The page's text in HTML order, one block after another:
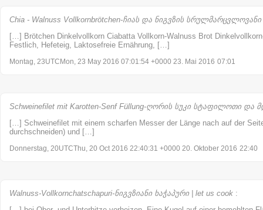
Chia - Walnuss Vollkornbrötchen-ჩიას და ნიგვზის
[…] Brötchen Dinkelvollkorn Ciabatta Vollkorn-Walnuss Brot
Festlich, Hefeteig, Laktosefreie Ernährung, […]
Montag, 23UTCMon, 23 May 2016 07:01:54 +0000 23. Mai 2016 07:01
Schweinefilet mit Karotten-Senf Füllung-ღორის სუკი სტაფილოთი და
[…] Schweinefilet mit einem scharfen Messer der Länge nach auf der
durchschneiden) und […]
Donnerstag, 20UTCThu, 20 Oct 2016 22:40:31 +0000 20. Oktober 2016 22:40
Walnuss-Vollkornchatschapuri-ნიგვზიანი ხაჭაპური | let us cook :